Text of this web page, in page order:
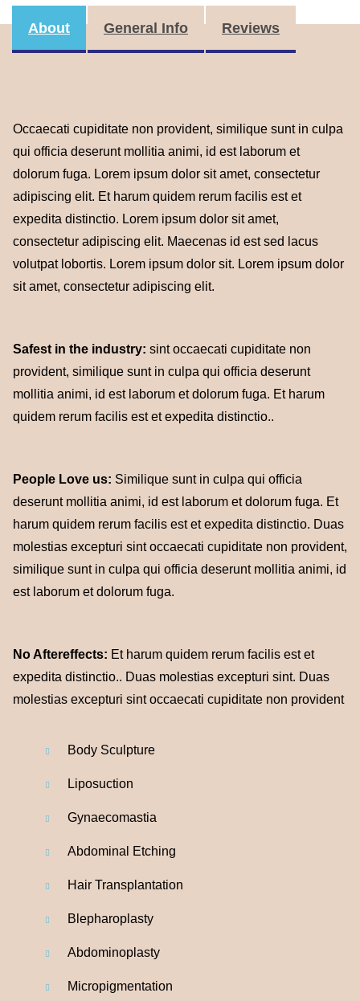
About General Info Reviews
Occaecati cupiditate non provident, similique sunt in culpa
qui officia deserunt mollitia animi, id est laborum et
dolorum fuga. Lorem ipsum dolor sit amet, consectetur
adipiscing elit. Et harum quidem rerum facilis est et
expedita distinctio. Lorem ipsum dolor sit amet,
consectetur adipiscing elit. Maecenas id est sed lacus
volutpat lobortis. Lorem ipsum dolor sit. Lorem ipsum dolor
sit amet, consectetur adipiscing elit.
Safest in the industry: sint occaecati cupiditate non
provident, similique sunt in culpa qui officia deserunt
mollitia animi, id est laborum et dolorum fuga. Et harum
quidem rerum facilis est et expedita distinctio..
People Love us: Similique sunt in culpa qui officia
deserunt mollitia animi, id est laborum et dolorum fuga. Et
harum quidem rerum facilis est et expedita distinctio. Duas
molestias excepturi sint occaecati cupiditate non provident,
similique sunt in culpa qui officia deserunt mollitia animi, id
est laborum et dolorum fuga.
No Aftereffects: Et harum quidem rerum facilis est et
expedita distinctio.. Duas molestias excepturi sint. Duas
molestias excepturi sint occaecati cupiditate non provident
Body Sculpture
Liposuction
Gynaecomastia
Abdominal Etching
Hair Transplantation
Blepharoplasty
Abdominoplasty
Micropigmentation